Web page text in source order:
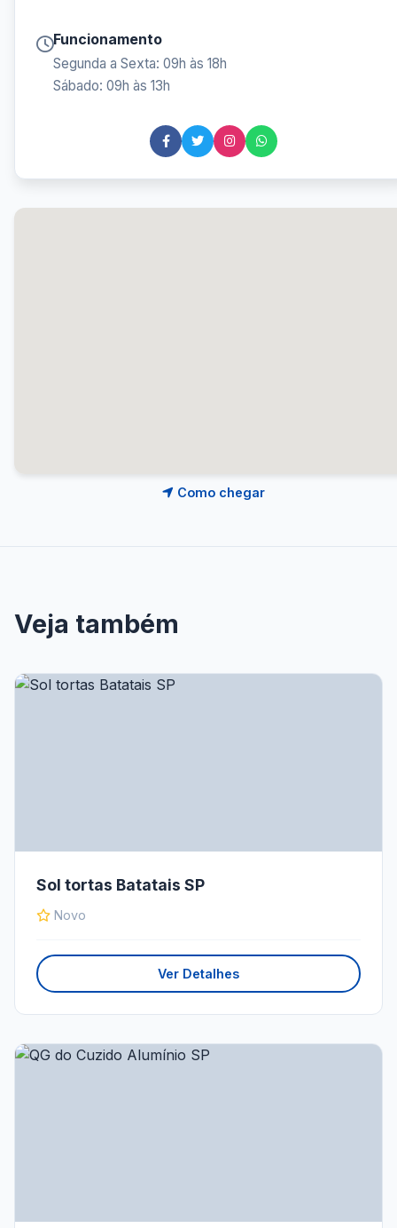
Funcionamento
Segunda a Sexta: 09h às 18h
Sábado: 09h às 13h
Como chegar
Veja também
Sol tortas Batatais SP
Novo
Ver Detalhes